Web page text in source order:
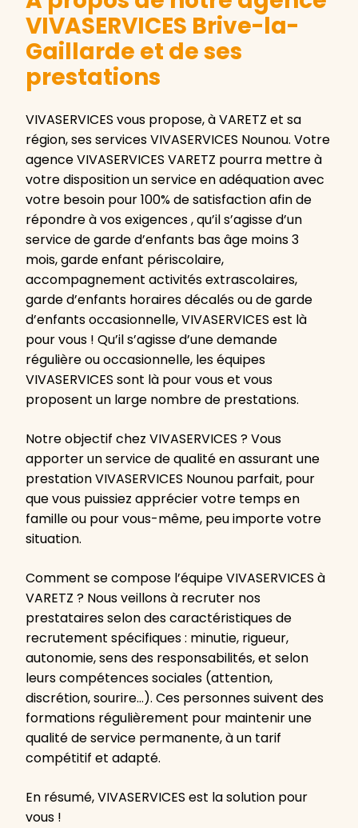
VIVASERVICES Brive-la-
Gaillarde et de ses
prestations
VIVASERVICES vous propose, à VARETZ et sa
région, ses services VIVASERVICES Nounou. Votre
agence VIVASERVICES VARETZ pourra mettre à
votre disposition un service en adéquation avec
votre besoin pour 100% de satisfaction afin de
répondre à vos exigences , qu’il s’agisse d’un
service de garde d’enfants bas âge moins 3
mois, garde enfant périscolaire,
accompagnement activités extrascolaires,
garde d’enfants horaires décalés ou de garde
d’enfants occasionnelle, VIVASERVICES est là
pour vous ! Qu’il s’agisse d’une demande
régulière ou occasionnelle, les équipes
VIVASERVICES sont là pour vous et vous
proposent un large nombre de prestations.
Notre objectif chez VIVASERVICES ? Vous
apporter un service de qualité en assurant une
prestation VIVASERVICES Nounou parfait, pour
que vous puissiez apprécier votre temps en
famille ou pour vous-même, peu importe votre
situation.
Comment se compose l’équipe VIVASERVICES à
VARETZ ? Nous veillons à recruter nos
prestataires selon des caractéristiques de
recrutement spécifiques : minutie, rigueur,
autonomie, sens des responsabilités, et selon
leurs compétences sociales (attention,
discrétion, sourire…). Ces personnes suivent des
formations régulièrement pour maintenir une
qualité de service permanente, à un tarif
compétitif et adapté.
En résumé, VIVASERVICES est la solution pour
vous !